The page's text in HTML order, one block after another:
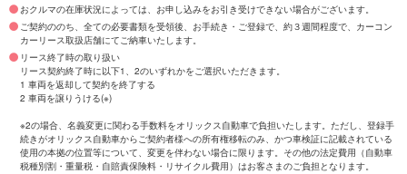
おクルマの在庫状況によっては、お申し込みをお引き受けできない場合がございます。
ご契約ののち、全ての必要書類を受領後、お手続き・ご登録で、約３週間程度で、カーコン
カーリース取扱店舗にてご納車いたします。
リース終了時の取り扱い
リース契約終了時に以下1、2のいずれかをご選択いただきます。
1 車両を返却して契約を終了する
2 車両を譲りうける(※)
※2の場合、名義変更に関わる手数料をオリックス自動車で負担いたします。ただし、登録手
続きがオリックス自動車からご契約者様への所有権移転のみ、かつ車検証に記載されている
使用の本拠の位置等について、変更を伴わない場合に限ります。その他の法定費用（自動車
税種別割・重量税・自賠責保険料・リサイクル費用）はお客さまのご負担となります。